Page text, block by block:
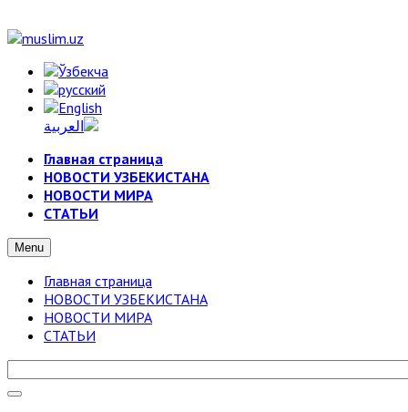
Главная страница
НОВОСТИ УЗБЕКИСТАНА
НОВОСТИ МИРА
СТАТЬИ
Menu
Главная страница
НОВОСТИ УЗБЕКИСТАНА
НОВОСТИ МИРА
СТАТЬИ